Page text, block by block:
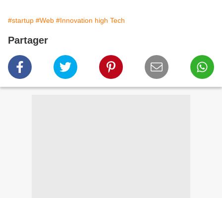
#startup #Web #Innovation high Tech
Partager